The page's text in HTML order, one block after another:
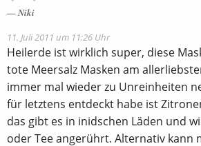
Niki
11. Juli 2011 um 11:26 Uhr
Heilerde ist wirklich super, diese
tote Meersalz Masken am
immer mal wieder zu Unreinheiten
für letztens entdeckt habe ist
das gibt es in inidschen Läden und
oder Tee angerührt. Alternativ kann